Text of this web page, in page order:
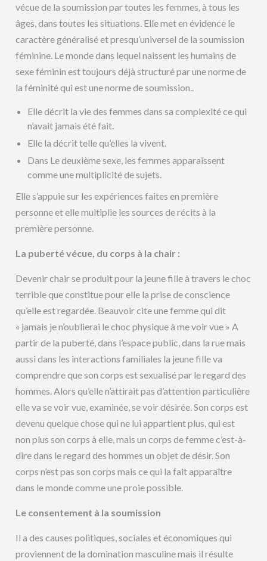
vécue de la soumission par toutes les femmes, à tous les
âges, dans toutes les situations. Elle met en évidence le
caractère généralisé et presqu’universel de la soumission
féminine. Le monde dans lequel naissent les humains de
sexe féminin est toujours déjà structuré par une norme de
la féminité qui est une norme de soumission..
Elle décrit la vie des femmes dans sa complexité ce qui
n’avait jamais été fait.
Elle la décrit telle qu’elles la vivent.
Dans Le deuxième sexe, les femmes apparaissent
comme une multiplicité de sujets.
Elle s’appuie sur les expériences faites en première
personne et elle multiplie les sources de récits à la
première personne.
La puberté vécue, du corps à la chair :
Devenir chair se produit pour la jeune fille à travers le choc
terrible que constitue pour elle la prise de conscience
qu’elle est regardée. Beauvoir cite une femme qui dit
« jamais je n’oublierai le choc physique à me voir vue » A
partir de la puberté, dans l’espace public, dans la rue mais
aussi dans les interactions familiales la jeune fille va
comprendre que son corps est sexualisé par le regard des
hommes. Alors qu’elle n’attirait pas d’attention particulière
elle va se voir vue, examinée, se voir désirée. Son corps est
devenu quelque chose qui ne lui appartient plus, qui est
non plus son corps à elle, mais un corps de femme c’est-à-
dire dans le regard des hommes un objet de désir. Son
corps n’est pas son corps mais ce qui la fait apparaître
dans le monde comme une proie possible.
Le consentement à la soumission
Il a des causes politiques, sociales et économiques qui
proviennent de la domination masculine mais il résulte